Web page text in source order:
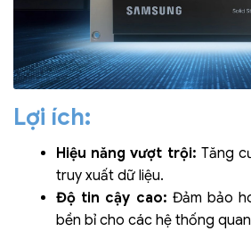
Lợi ích:
Hiệu năng vượt trội: Tăng
truy xuất dữ liệu.
Độ tin cậy cao: Đảm bảo
bền bỉ cho các hệ thống